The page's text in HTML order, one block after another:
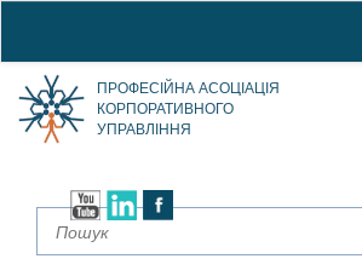
ПРОФЕСІЙНА АСОЦІАЦІЯ
КОРПОРАТИВНОГО
УПРАВЛІННЯ